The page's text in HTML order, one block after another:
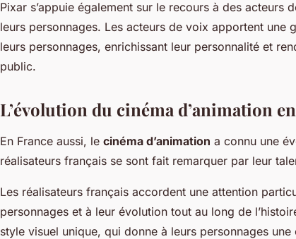
Pixar s’appuie également sur le recours à des acteurs
leurs personnages. Les acteurs de voix apportent une
leurs personnages, enrichissant leur personnalité et
public.
L’évolution du cinéma d’animation
En France aussi, le cinéma d’animation a connu une
réalisateurs français se sont fait remarquer par leur
Les réalisateurs français accordent une attention
personnages et à leur évolution tout au long de
style visuel unique, qui donne à leurs personnages